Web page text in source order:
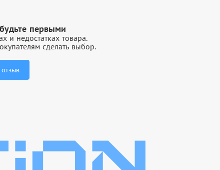
первыми
и недостатках товара.
сделать выбор.